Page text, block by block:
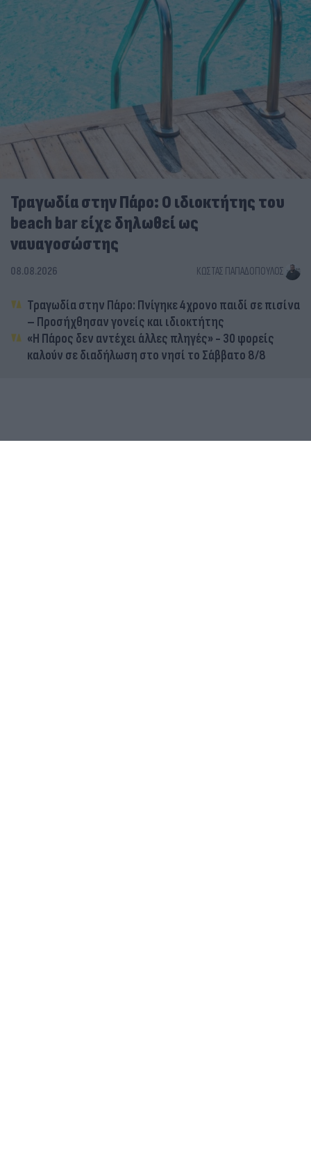
Τραγωδία στην Πάρο: Ο ιδιοκτήτης του
beach bar είχε δηλωθεί ως
ναυαγοσώστης
08.08.2026 ΚΏΣΤΑΣ ΠΑΠΑΔΌΠΟΥΛΟΣ
Τραγωδία στην Πάρο: Πνίγηκε 4χρονο παιδί σε πισίνα
– Προσήχθησαν γονείς και ιδιοκτήτης
«Η Πάρος δεν αντέχει άλλες πληγές» - 30 φορείς
καλούν σε διαδήλωση στο νησί το Σάββατο 8/8